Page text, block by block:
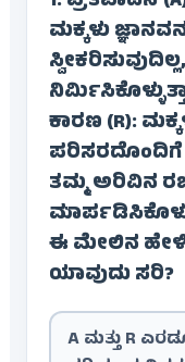
ಮಕ್ಕಳು
ಕಾರಣ (R):
ತಮ್ಮ ಅರಿವಿನ
ಈ ಮೇಲಿನ
ಯಾವುದು ಸರಿ?
A ಮತ್ತು R